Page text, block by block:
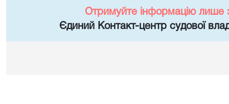
Отримуйте інформацію лише
Єдиний Контакт-центр судової